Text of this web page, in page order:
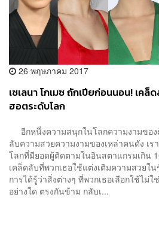
26 พฤษภาคม 2017
เซเลนา โกเมซ ถักเปียก่อนนอน! เคล็
ฮอตระดับโลก
อีกหนึ่งความสนุกในโลกความงามของ
ลับความสวยความงามของเหล่าคนดัง เ
โลกที่มียอดผู้ติดตามในอินสตาแกรมเกิน
เคล็ดลับที่พวกเธอใช้แต่งเติมความสวยใ
การได้รู้ว่าสิ่งต่างๆ ที่พวกเธอเลือกใช้ไม่ใ
อย่างใด ตรงกันข้าม กลับเ...